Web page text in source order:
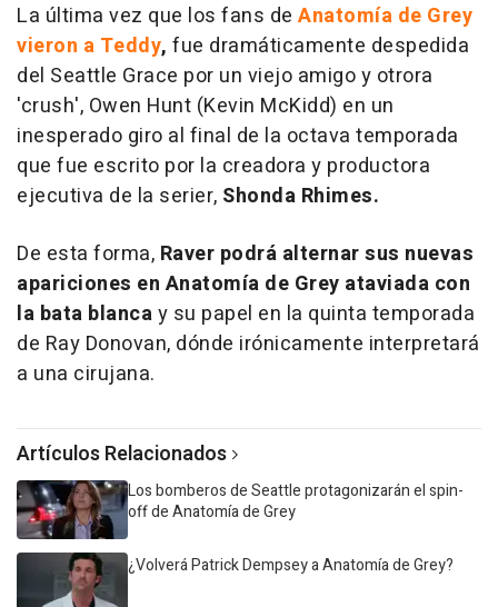
La última vez que los fans de Anatomía de Grey
vieron a Teddy, fue dramáticamente despedida
del Seattle Grace por un viejo amigo y otrora
'crush', Owen Hunt (Kevin McKidd) en un
inesperado giro al final de la octava temporada
que fue escrito por la creadora y productora
ejecutiva de la serier, Shonda Rhimes.
De esta forma, Raver podrá alternar sus nuevas
apariciones en Anatomía de Grey ataviada con
la bata blancay su papel en la quinta temporada
de Ray Donovan, dónde irónicamente interpretará
a una cirujana.
Artículos Relacionados
Los bomberos de Seattle protagonizarán el spin-
off de Anatomía de Grey
¿Volverá Patrick Dempsey a Anatomía de Grey?